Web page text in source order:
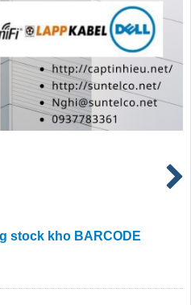
stock kho BARCODE